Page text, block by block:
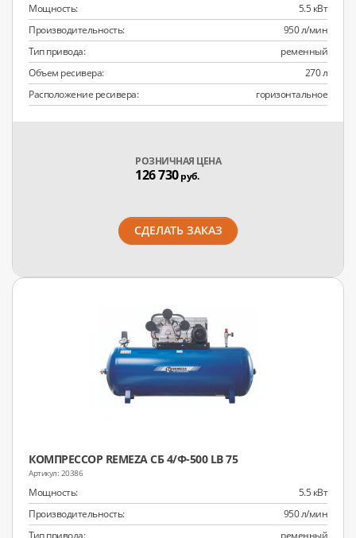
Мощность:
5.5 кВт
Производительность:
950 л/мин
Тип привода:
ременный
Объем ресивера:
270 л
Расположение ресивера:
горизонтальное
РОЗНИЧНАЯ ЦЕНА
126 730руб.
СДЕЛАТЬ ЗАКАЗ
КОМПРЕССОР REMEZA СБ 4/Ф-500 LB 75
20386
Мощность:
5.5 кВт
Производительность:
950 л/мин
Тип привода:
ременный